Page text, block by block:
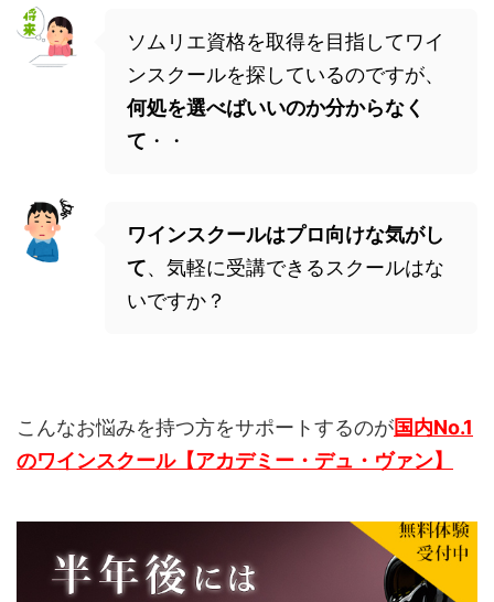
ソムリエ資格を取得を目指してワイ
ンスクールを探しているのですが、
何処を選べばいいのか分からなく
て ・・
ワインスクールはプロ向けな気がし
て、気軽に受講できるスクールはな
いですか？
こんなお悩みを持つ方をサポートするのが国内No.1
のワインスクール【アカデミー・デュ・ヴァン】